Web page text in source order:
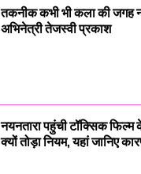
तकनीक कभी भी कला की जगह
अभिनेत्री तेजस्वी प्रकाश
नयनतारा पहुंची टॉक्सिक
क्यों तोड़ा नियम, यहां जानिए